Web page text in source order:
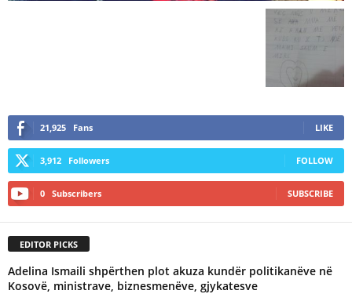
21,925 Fans LIKE
3,912 Followers FOLLOW
0 Subscribers SUBSCRIBE
EDITOR PICKS
Adelina Ismaili shpërthen plot akuza kundër politikanëve në
Kosovë, ministrave, biznesmenëve, gjykatesve